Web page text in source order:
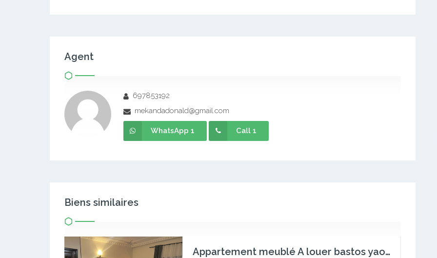
Agent
697853192
mekandadonald@gmail.com
WhatsApp 1 Call 1
Biens similaires
Appartement meublé A louer bastos yaounde